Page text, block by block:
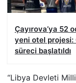
Çayırova’ya 52
yeni otel projesi:
süreci başlatıldı
“Libya Devleti